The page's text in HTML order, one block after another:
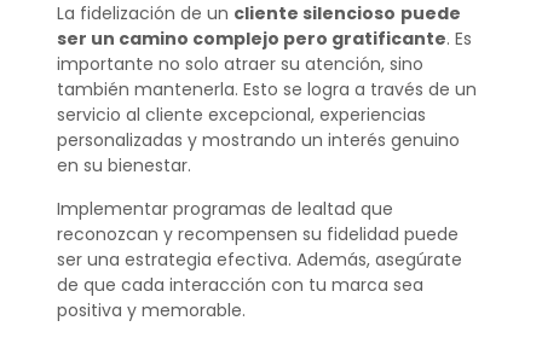
La fidelización de un cliente silencioso puede
ser un camino complejo pero gratificante. Es
importante no solo atraer su atención, sino
también mantenerla. Esto se logra a través de un
servicio al cliente excepcional, experiencias
personalizadas y mostrando un interés genuino
en su bienestar.
Implementar programas de lealtad que
reconozcan y recompensen su fidelidad puede
ser una estrategia efectiva. Además, asegúrate
de que cada interacción con tu marca sea
positiva y memorable.